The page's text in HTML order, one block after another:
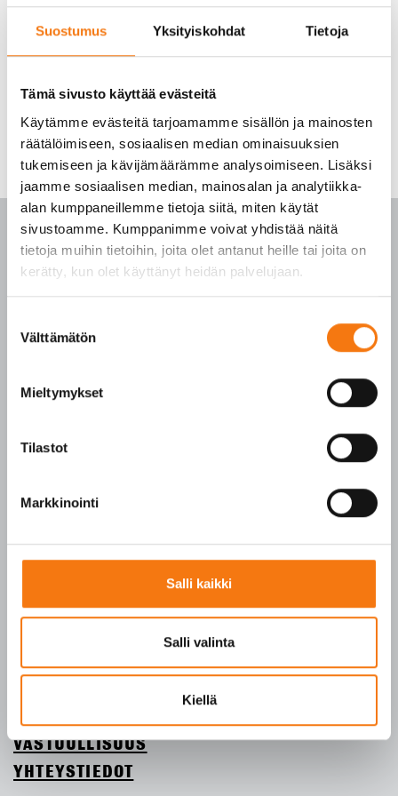
Suostumus Yksityiskohdat Tietoja
Tämä sivusto käyttää evästeitä
Käytämme evästeitä tarjoamamme sisällön ja mainosten
räätälöimiseen, sosiaalisen median ominaisuuksien
tukemiseen ja kävijämäärämme analysoimiseen. Lisäksi
jaamme sosiaalisen median, mainosalan ja analytiikka-
alan kumppaneillemme tietoja siitä, miten käytät
sivustoamme. Kumppanimme voivat yhdistää näitä
tietoja muihin tietoihin, joita olet antanut heille tai joita on
kerätty, kun olet käyttänyt heidän palvelujaan.
valinta
Välttämätön
Mieltymykset
Tilastot
Markkinointi
Salli kaikki
Salli valinta
Kiellä
p. 010 3911 900
Tilaukset arkisin klo 7–16
SFS-EN 13043
ETUSIVU
VASTUULLISUUS
YHTEYSTIEDOT